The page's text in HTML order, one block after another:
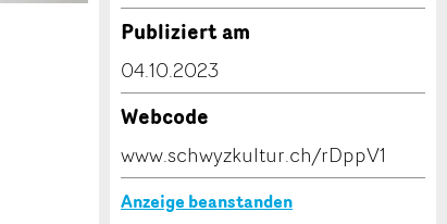
Publiziert am
04.10.2023
Webcode
www.schwyzkultur.ch/rDppV1
Anzeige beanstanden